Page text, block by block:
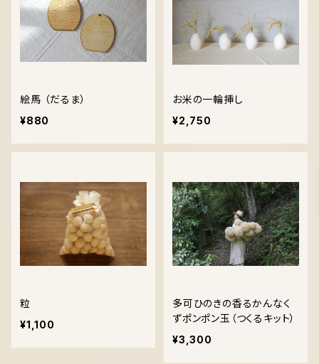
絵馬 （だるま）
¥880
お米の一輪挿し
¥2,750
粒
¥1,100
多可ひのきの香るかんなく
ずポンポン玉（つくるキット）
¥3,300